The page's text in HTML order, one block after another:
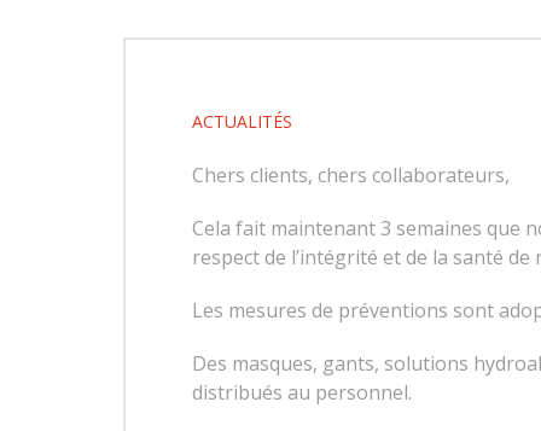
ACTUALITÉS
Chers clients, chers collaborateurs,
Cela fait maintenant 3 semaines que
respect de l’intégrité et de la santé
Les mesures de préventions sont
Des masques, gants, solutions
distribués au personnel.